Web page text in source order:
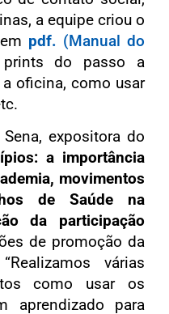
a equipe criou o
pdf. (Manual do
do passo a
oficina, como usar
expositora do
a importância
movimentos
de Saúde na
da participação
de promoção da
várias
como usar os
aprendizado para